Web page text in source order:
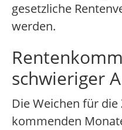
gesetzliche
werden.
schwieriger
Die Weichen für
kommenden